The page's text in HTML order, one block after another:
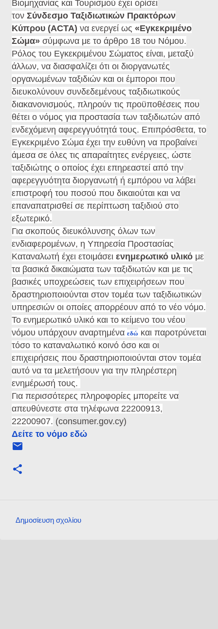
Βιομηχανίας και Τουρισμού έχει ορίσει
τον Σύνδεσμο Ταξιδιωτικών Πρακτόρων
Κύπρου (ACTA) να ενεργεί ως «Εγκεκριμένο
Σώμα» σύμφωνα με το άρθρο 18 του Νόμου.
Ρόλος του Εγκεκριμένου Σώματος είναι, μεταξύ
άλλων, να διασφαλίζει ότι οι διοργανωτές
οργανωμένων ταξιδιών και οι έμποροι που
διευκολύνουν συνδεδεμένους ταξιδιωτικούς
διακανονισμούς, πληρούν τις προϋποθέσεις που
θέτει ο νόμος για προστασία των ταξιδιωτών από
ενδεχόμενη αφερεγγυότητά τους. Επιπρόσθετα, το
Εγκεκριμένο Σώμα έχει την ευθύνη να προβαίνει
άμεσα σε όλες τις απαραίτητες ενέργειες, ώστε
ταξιδιώτης ο οποίος έχει επηρεαστεί από την
αφερεγγυότητα διοργανωτή ή εμπόρου να λάβει
επιστροφή του ποσού που δικαιούται και να
επαναπατρισθεί σε περίπτωση ταξιδιού στο
εξωτερικό.
Για σκοπούς διευκόλυνσης όλων των
ενδιαφερομένων, η Υπηρεσία Προστασίας
Καταναλωτή έχει ετοιμάσει ενημερωτικό υλικό με
τα βασικά δικαιώματα των ταξιδιωτών και με τις
βασικές υποχρεώσεις των επιχειρήσεων που
δραστηριοποιούνται στον τομέα των ταξιδιωτικών
υπηρεσιών οι οποίες απορρέουν από το νέο νόμο.
Το ενημερωτικό υλικό και το κείμενο του νέου
νόμου υπάρχουν αναρτημένα εδώ και παροτρύνεται
τόσο το καταναλωτικό κοινό όσο και οι
επιχειρήσεις που δραστηριοποιούνται στον τομέα
αυτό να τα μελετήσουν για την πληρέστερη
ενημέρωσή τους.
Για περισσότερες πληροφορίες μπορείτε να
απευθύνεστε στα τηλέφωνα 22200913,
22200907. (consumer.gov.cy)
Δείτε το νόμο εδώ
Δημοσίευση σχολίου